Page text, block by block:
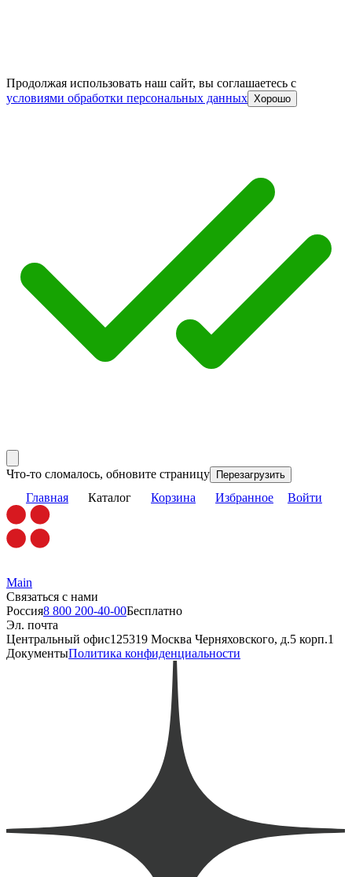
Продолжая использовать наш сайт, вы соглашаетесь c
условиями обработки персональных данных Хорошо
Что-то сломалось, обновите страницу Перезагрузить
Главная Каталог Корзина Избранное Войти
Main
Связаться с нами
Россия8 800 200-40-00Бесплатно
Эл. почта
Центральный офис125319 Москва Черняховского, д.5 корп.1
ДокументыПолитика конфиденциальности